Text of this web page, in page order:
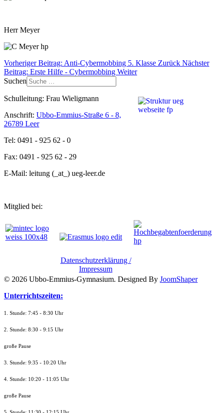
Herr Meyer
Vorheriger Beitrag: Anti-Cybermobbing 5. Klasse Zurück Nächster
Beitrag: Erste Hilfe - Cybermobbing Weiter
Suchen
Schulleitung: Frau Wieligmann
Anschrift: Ubbo-Emmius-Straße 6 - 8,
26789 Leer
Tel: 0491 - 925 62 - 0
Fax: 0491 - 925 62 - 29
E-Mail: leitung (_at_) ueg-leer.de
Mitglied bei:
Datenschutzerklärung /
Impressum
© 2026 Ubbo-Emmius-Gymnasium. Designed By JoomShaper
Unterrichtszeiten:
1. Stunde: 7:45 - 8:30 Uhr
2. Stunde: 8:30 - 9:15 Uhr
große Pause
3. Stunde: 9:35 - 10:20 Uhr
4. Stunde: 10:20 - 11:05 Uhr
große Pause